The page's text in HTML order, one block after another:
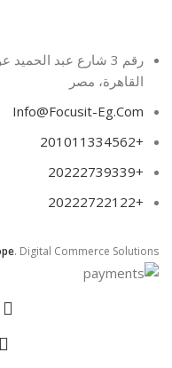
رقم 3 شارع عبد
القاهرة، مصر​
Info@Focusit-Eg.Com
+201011334562
+20222739339
+20222722122
. Digital Commerce Solutions.